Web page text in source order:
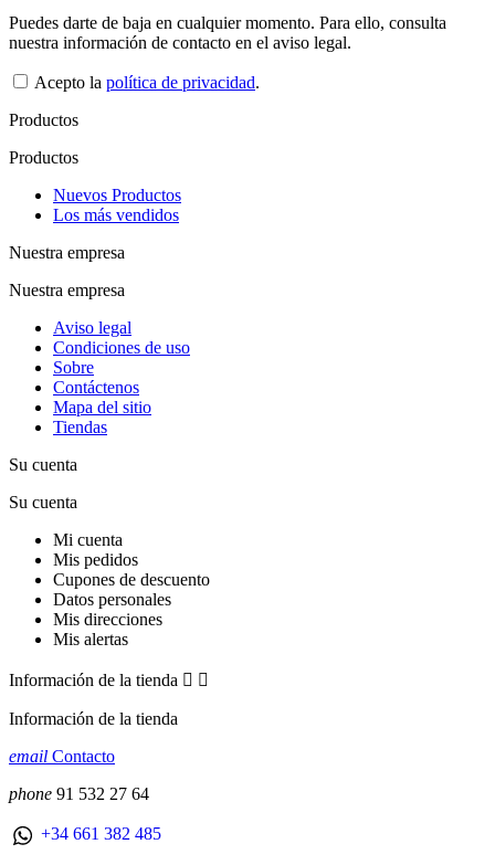
Puedes darte de baja en cualquier momento. Para ello, consulta
nuestra información de contacto en el aviso legal.
Acepto la política de privacidad.
Productos
Productos
Nuevos Productos
Los más vendidos
Nuestra empresa
Nuestra empresa
Aviso legal
Condiciones de uso
Sobre
Contáctenos
Mapa del sitio
Tiendas
Su cuenta
Su cuenta
Mi cuenta
Mis pedidos
Cupones de descuento
Datos personales
Mis direcciones
Mis alertas
Información de la tienda  
Información de la tienda
email Contacto
phone 91 532 27 64
+34 661 382 485